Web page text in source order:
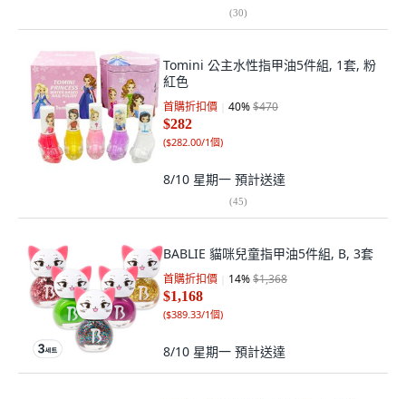
(30)
Tomini 公主水性指甲油5件組, 1套, 粉
紅色
首購折扣價 40%$470
$282
($282.00/1個)
8/10 星期一 預計送達
(45)
BABLIE 貓咪兒童指甲油5件組, B, 3套
首購折扣價 14%$1,368
$1,168
($389.33/1個)
8/10 星期一 預計送達